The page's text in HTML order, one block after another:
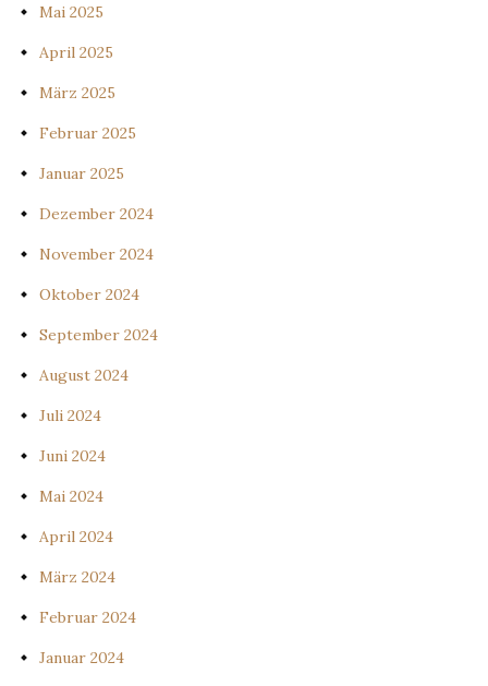
Mai 2025
April 2025
März 2025
Februar 2025
Januar 2025
Dezember 2024
November 2024
Oktober 2024
September 2024
August 2024
Juli 2024
Juni 2024
Mai 2024
April 2024
März 2024
Februar 2024
Januar 2024